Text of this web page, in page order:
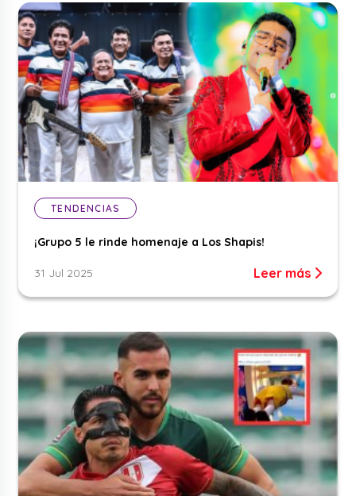
TENDENCIAS
¡Grupo 5 le rinde homenaje a Los Shapis!
31 Jul 2025 Leer más